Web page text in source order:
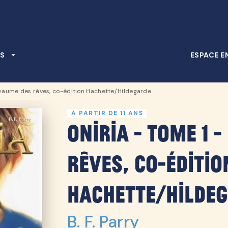
arrow_drop_down ESPACE
des rêves, co-édition Hachette/Hildegarde
À PARTIR DE 11 ANS
Oniria - Tome 1 -
rêves, co-
Hachette/
B. F. Parry